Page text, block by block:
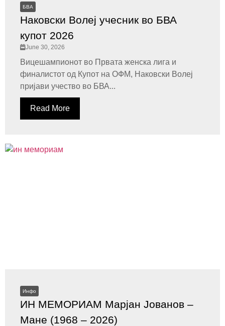
БВА
Наковски Волеј учесник во БВА
купот 2026
June 30, 2026
Вицешампионот во Првата женска лига и
финалистот од Купот на ОФМ, Наковски Волеј
пријави учество во БВА...
Read More
Инфо
ИН МЕМОРИАМ Марјан Јованов –
Мане (1968 – 2026)